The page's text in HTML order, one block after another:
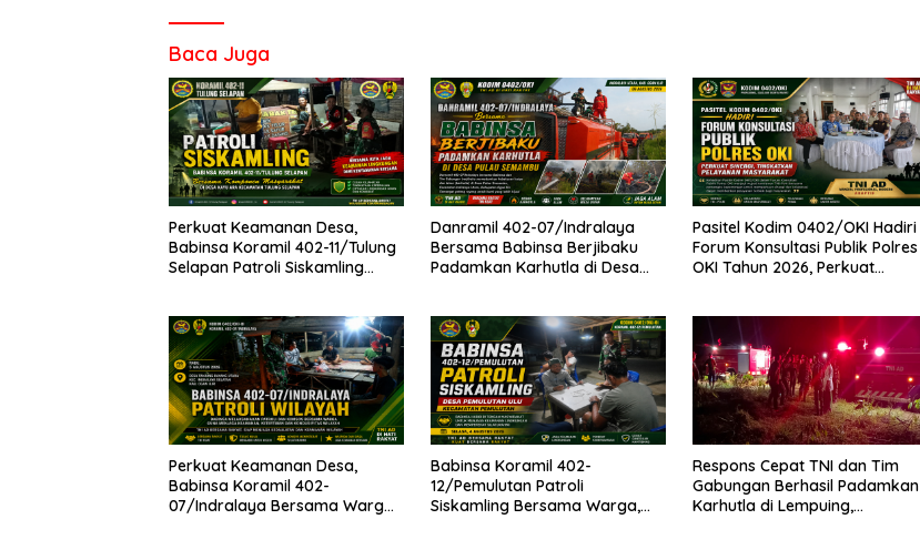
Baca Juga
Perkuat Keamanan Desa,
Babinsa Koramil 402-11/Tulung
Selapan Patroli Siskamling
Danramil 402-07/Indralaya
Bersama Babinsa Berjibaku
Padamkan Karhutla di Desa
Pasitel Kodim 0402/OKI Hadiri
Forum Konsultasi Publik Polres
OKI Tahun 2026, Perkuat
Perkuat Keamanan Desa,
Babinsa Koramil 402-
07/Indralaya Bersama Warga
Babinsa Koramil 402-
12/Pemulutan Patroli
Siskamling Bersama Warga,
Respons Cepat TNI dan Tim
Gabungan Berhasil Padamkan
Karhutla di Lempuing,